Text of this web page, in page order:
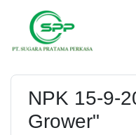
NPK 15-9-
Grower"